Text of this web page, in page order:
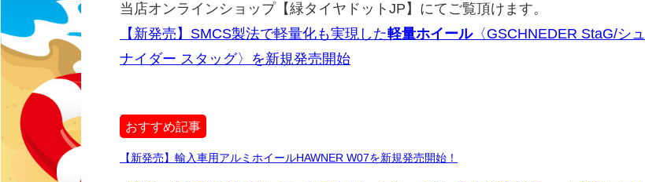
当店オンラインショップ【緑タイヤドットJP】にてご覧頂けます。
【新発売】SMCS製法で軽量化も実現した軽量ホイール〈GSCHNEDER StaG/シュ
ナイダー スタッグ〉を新規発売開始
おすすめ記事
【新発売】輸入車用アルミホイールHAWNER W07を新規発売開始！